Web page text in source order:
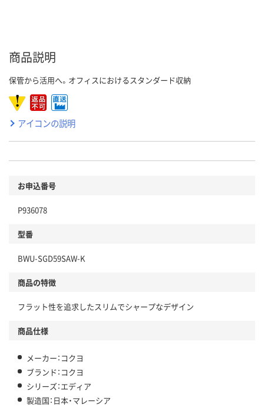
商品説明
保管から活用へ。オフィスにおけるスタンダード収納
アイコンの説明
お申込番号
P936078
型番
BWU-SGD59SAW-K
商品の特徴
フラット性を追求したスリムでシャープなデザイン
商品仕様
メーカー：コクヨ
ブランド：コクヨ
シリーズ：エディア
製造国：日本・マレーシア